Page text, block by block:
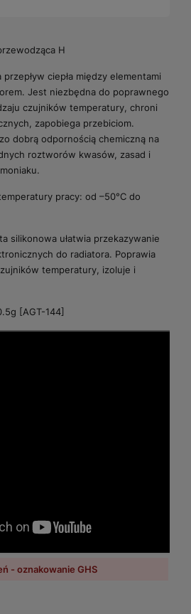
H
ciepła między elementami
Jest niezbędna do poprawnego
czujników temperatury, chroni
zapobiega przebiciom.
dobrą odpornością chemiczną na
roztworów kwasów, zasad i
pracy: od –50°C do
silikonowa ułatwia przekazywanie
do radiatora. Poprawia
temperatury, izoluje i
[AGT-144]
- oznakowanie GHS